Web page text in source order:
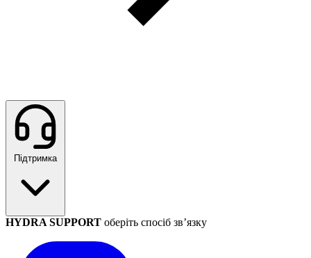
Підтримка
HYDRA SUPPORT оберіть спосіб зв’язку